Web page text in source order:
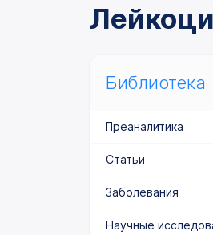
Библиотека
Преаналитика
Статьи
Заболевания
Научные